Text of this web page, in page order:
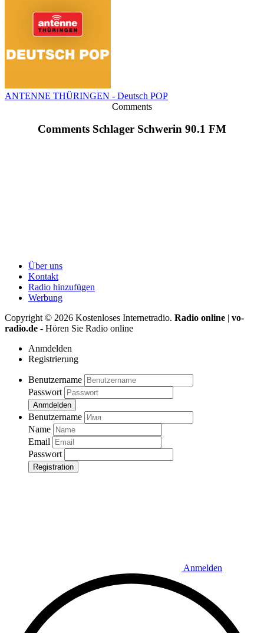
ANTENNE THÜRINGEN - Deutsch POP
Comments
Comments Schlager Schwerin 90.1 FM
Über uns
Kontakt
Radio hinzufügen
Werbung
Copyright © 2026 Kostenloses Internetradio. Radio online | vo-
radio.de - Hören Sie Radio online
Anmdelden
Registrierung
Benutzername
Passwort
Anmdelden
Benutzername
Name
Email
Passwort
Registration
Anmelden